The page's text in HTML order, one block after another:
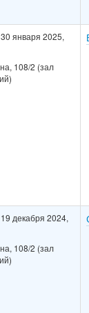
30 января 2025,
108/2 (зал
19 декабря 2024,
108/2 (зал